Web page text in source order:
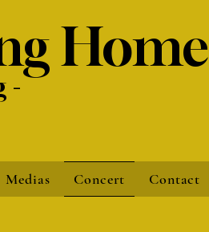
Home
-
Medias Concert Contact